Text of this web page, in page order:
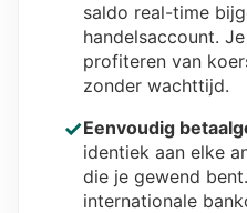
saldo real-time
handelsaccount.
profiteren van
zonder wachttijd.
✓Eenvoudig
identiek aan elke
die je gewend
internationale